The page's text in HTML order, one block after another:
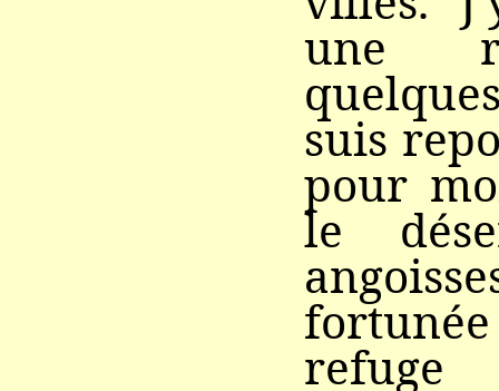
une
suis
pour
le
refuge